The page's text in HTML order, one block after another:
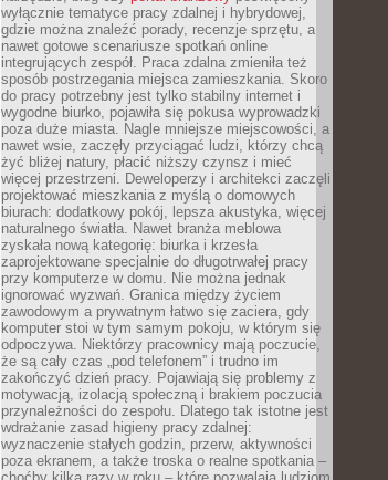
wyłącznie tematyce pracy zdalnej i hybrydowej,
gdzie można znaleźć porady, recenzje sprzętu, a
nawet gotowe scenariusze spotkań online
integrujących zespół. Praca zdalna zmieniła też
sposób postrzegania miejsca zamieszkania. Skoro
do pracy potrzebny jest tylko stabilny internet i
wygodne biurko, pojawiła się pokusa wyprowadzki
poza duże miasta. Nagle mniejsze miejscowości, a
nawet wsie, zaczęły przyciągać ludzi, którzy chcą
żyć bliżej natury, płacić niższy czynsz i mieć
więcej przestrzeni. Deweloperzy i architekci zaczęli
projektować mieszkania z myślą o domowych
biurach: dodatkowy pokój, lepsza akustyka, więcej
naturalnego światła. Nawet branża meblowa
zyskała nową kategorię: biurka i krzesła
zaprojektowane specjalnie do długotrwałej pracy
przy komputerze w domu. Nie można jednak
ignorować wyzwań. Granica między życiem
zawodowym a prywatnym łatwo się zaciera, gdy
komputer stoi w tym samym pokoju, w którym się
odpoczywa. Niektórzy pracownicy mają poczucie,
że są cały czas „pod telefonem” i trudno im
zakończyć dzień pracy. Pojawiają się problemy z
motywacją, izolacją społeczną i brakiem poczucia
przynależności do zespołu. Dlatego tak istotne jest
wdrażanie zasad higieny pracy zdalnej:
wyznaczenie stałych godzin, przerw, aktywności
poza ekranem, a także troska o realne spotkania –